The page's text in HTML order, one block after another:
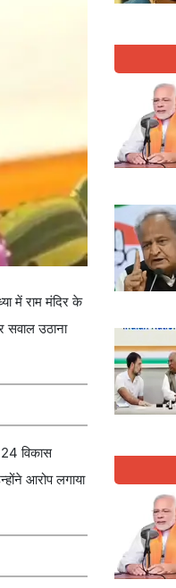
में राम मंदिर के
सवाल उठाना
विकास
आरोप लगाया